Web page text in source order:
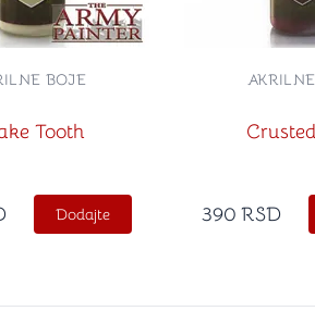
Tooth
BOJE
Dodajte 390 RSD